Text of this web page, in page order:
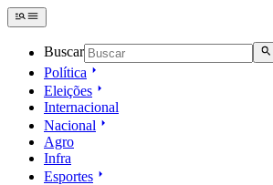
Buscar
Política
Eleições
Internacional
Nacional
Agro
Infra
Esportes